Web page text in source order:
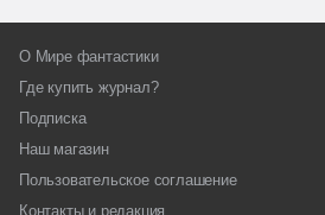
О Мире фантастики
Где купить журнал?
Подписка
Наш магазин
Пользовательское соглашение
Контакты и редакция